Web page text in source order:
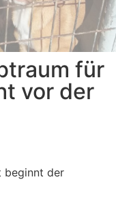
für
vor der
beginnt der